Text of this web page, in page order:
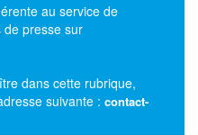
au service de
de presse sur
dans cette rubrique,
suivante : contact-